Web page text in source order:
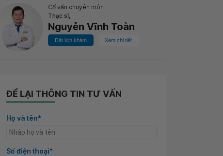
Cố vấn chuyên môn
Thạc sĩ,
Nguyễn Vĩnh Toàn
Đặt lịch khám Xem chi tiết
ĐỂ LẠI THÔNG TIN TƯ VẤN
Họ và tên*
Số điện thoại*